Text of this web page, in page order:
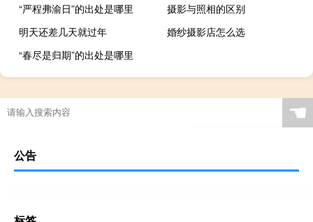
“严程弗渝日”的出处是哪里
摄影与照相的区别
明天还差几天就过年
婚纱摄影店怎么选
“春尽是归期”的出处是哪里
☚
公告